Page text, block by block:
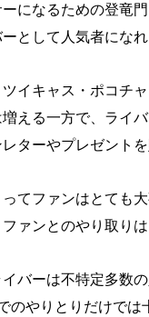
になるための登竜
として人気者にな
ツイキャス・ポコチ
える一方で、ライ
ターやプレゼント
てファンはとても
ァンとのやり取り
バーは不特定多数
のやりとりだけでは